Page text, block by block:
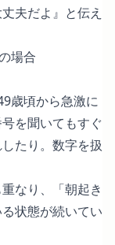
夫だよ』と伝え
場合
歳頃から急激に
を聞いてもすぐ
たり。数字を扱
なり、「朝起き
状態が続いてい